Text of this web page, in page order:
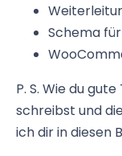
Schema
P. S. Wie du
schreibst und
ich dir in diesen